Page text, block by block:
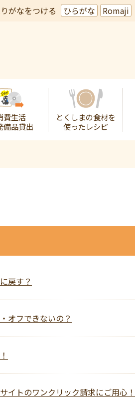
がなをつける ひらがな Romaji
費生活
備品貸出
とくしまの食材を
使ったレシピ
戻す？
オフできないの？
イトのワンクリック請求にご用心！